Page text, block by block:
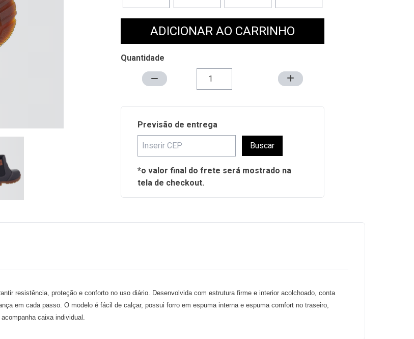
ADICIONAR AO CARRINHO
Quantidade
Previsão de entrega
Buscar
*o valor final do frete será mostrado na
tela de checkout.
resistência, proteção e conforto no uso diário. Desenvolvida com estrutura firme e interior acolchoado, conta
em cada passo. O modelo é fácil de calçar, possui forro em espuma interna e espuma comfort no traseiro,
caixa individual.